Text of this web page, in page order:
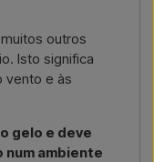
outros
Isto significa
vento e às
gelo e deve
ambiente